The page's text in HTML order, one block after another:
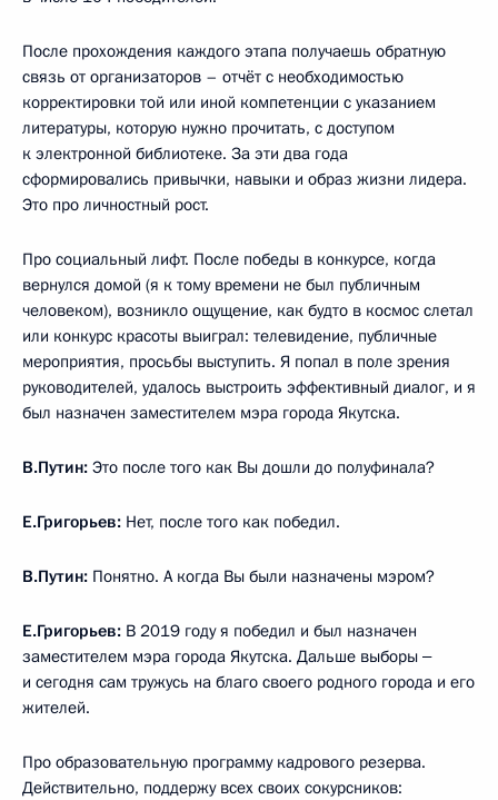
После прохождения каждого этапа получаешь обратную
связь от организаторов – отчёт с необходимостью
корректировки той или иной компетенции с указанием
литературы, которую нужно прочитать, с доступом
к электронной библиотеке. За эти два года
сформировались привычки, навыки и образ жизни лидера.
Это про личностный рост.
Про социальный лифт. После победы в конкурсе, когда
вернулся домой (я к тому времени не был публичным
человеком), возникло ощущение, как будто в космос слетал
или конкурс красоты выиграл: телевидение, публичные
мероприятия, просьбы выступить. Я попал в поле зрения
руководителей, удалось выстроить эффективный диалог, и я
был назначен заместителем мэра города Якутска.
В.Путин: Это после того как Вы дошли до полуфинала?
Е.Григорьев: Нет, после того как победил.
В.Путин: Понятно. А когда Вы были назначены мэром?
Е.Григорьев: В 2019 году я победил и был назначен
заместителем мэра города Якутска. Дальше выборы ‒
и сегодня сам тружусь на благо своего родного города и его
жителей.
Про образовательную программу кадрового резерва.
Действительно, поддержу всех своих сокурсников: